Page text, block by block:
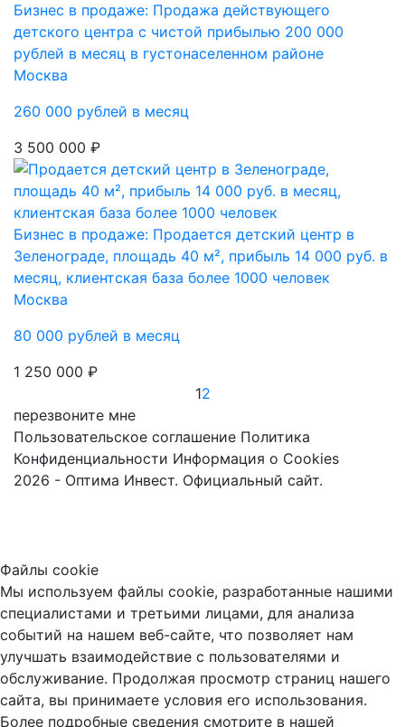
Бизнес в продаже: Продажа действующего
детского центра с чистой прибылью 200 000
рублей в месяц в густонаселенном районе
Москва
260 000 рублей в месяц
3 500 000 ₽
Бизнес в продаже: Продается детский центр в
Зеленограде, площадь 40 м², прибыль 14 000 руб. в
месяц, клиентская база более 1000 человек
Москва
80 000 рублей в месяц
1 250 000 ₽
12
перезвоните мне
Пользовательское соглашение Политика
Конфиденциальности Информация о Cookies
2026 - Оптима Инвест. Официальный сайт.
Файлы cookie
Мы используем файлы cookie, разработанные нашими
специалистами и третьими лицами, для анализа
событий на нашем веб-сайте, что позволяет нам
улучшать взаимодействие с пользователями и
обслуживание. Продолжая просмотр страниц нашего
сайта, вы принимаете условия его использования.
Более подробные сведения смотрите в нашей